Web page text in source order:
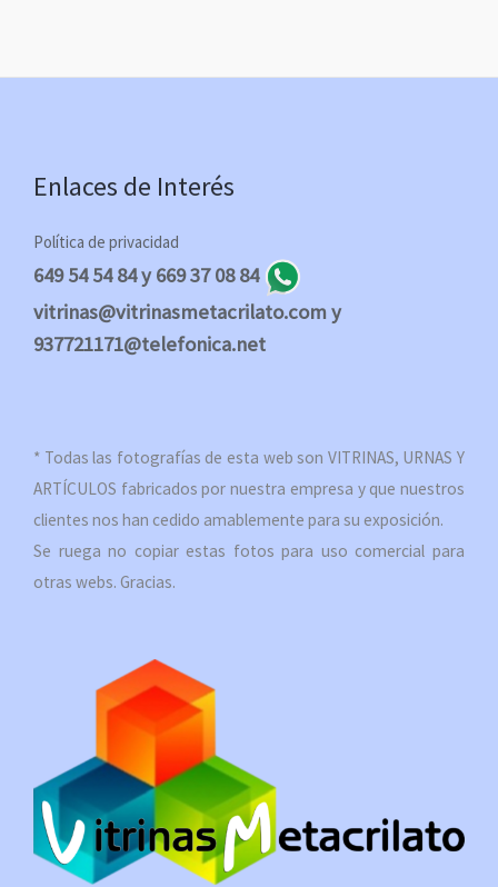
Enlaces de Interés
Política de privacidad
649 54 54 84 y 669 37 08 84
vitrinas@vitrinasmetacrilato.com y
937721171@telefonica.net
* Todas las fotografías de esta web son VITRINAS, URNAS Y
ARTÍCULOS fabricados por nuestra empresa y que nuestros
clientes nos han cedido amablemente para su exposición.
Se ruega no copiar estas fotos para uso comercial para
otras webs. Gracias.